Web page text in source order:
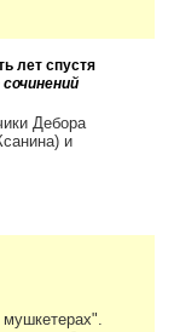
лет спустя
Дебора
и